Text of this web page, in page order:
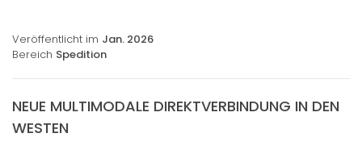
Veröffentlicht im Jan. 2026
Bereich Spedition
NEUE MULTIMODALE DIREKTVERBINDUNG IN DEN
WESTEN